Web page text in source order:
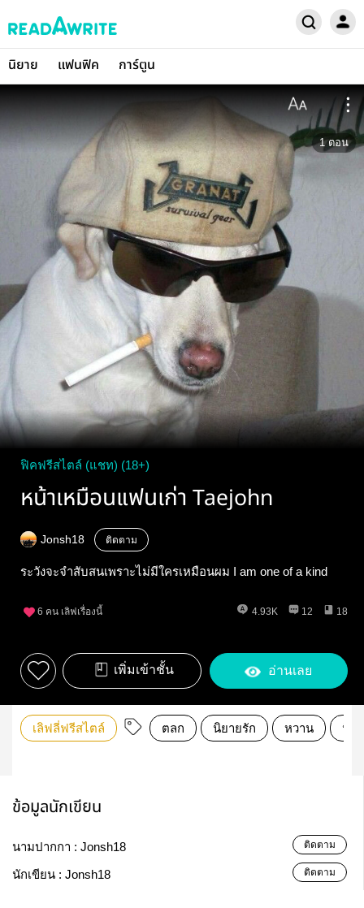
นิยาย แฟนฟิค การ์ตูน
1 ตอน
ฟิคฟรีสไตล์ (แชท) (18+)
หน้าเหมือนแฟนเก่า Taejohn
Jonsh18 ติดตาม
ระวังจะจำสับสนเพราะไม่มีใครเหมือนผม I am one of a kind
6 คน เลิฟเรื่องนี้ 4.93K 12 18
เพิ่มเข้าชั้น อ่านเลย
เลิฟลี่ฟรีสไตล์ ตลก นิยายรัก หวาน นิย
ข้อมูลนักเขียน
นามปากกา : Jonsh18 ติดตาม
นักเขียน : Jonsh18 ติดตาม